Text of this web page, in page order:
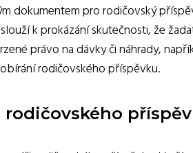
dokumentem pro rodičovský
k prokázání skutečnosti, že
právo na dávky či náhrady,
rodičovského příspěvku.